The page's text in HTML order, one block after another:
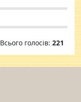
Всього голосів: 221